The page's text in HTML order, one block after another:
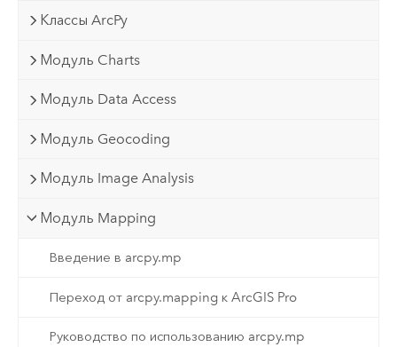
Классы ArcPy
Модуль Charts
Модуль Data Access
Модуль Geocoding
Модуль Image Analysis
Модуль Mapping
Введение в arcpy.mp
Переход от arcpy.mapping к ArcGIS Pro
Руководство по использованию arcpy.mp